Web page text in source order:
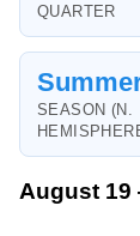
QUARTER
SEASON (N.
August